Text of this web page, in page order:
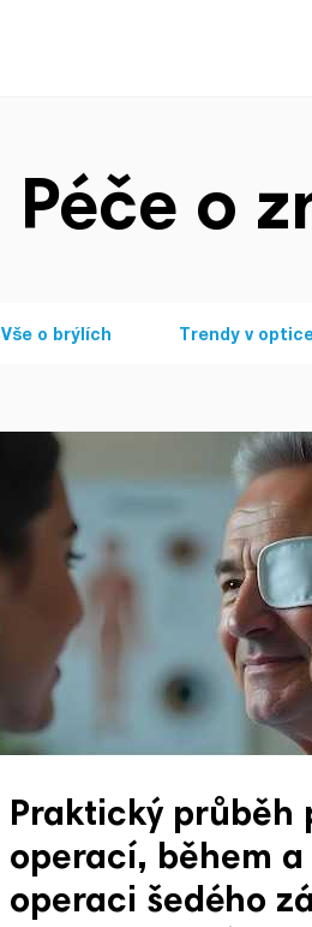
Péče o
Vše o brýlích Trendy v
Praktický průběh
operací, během a
operaci šedého